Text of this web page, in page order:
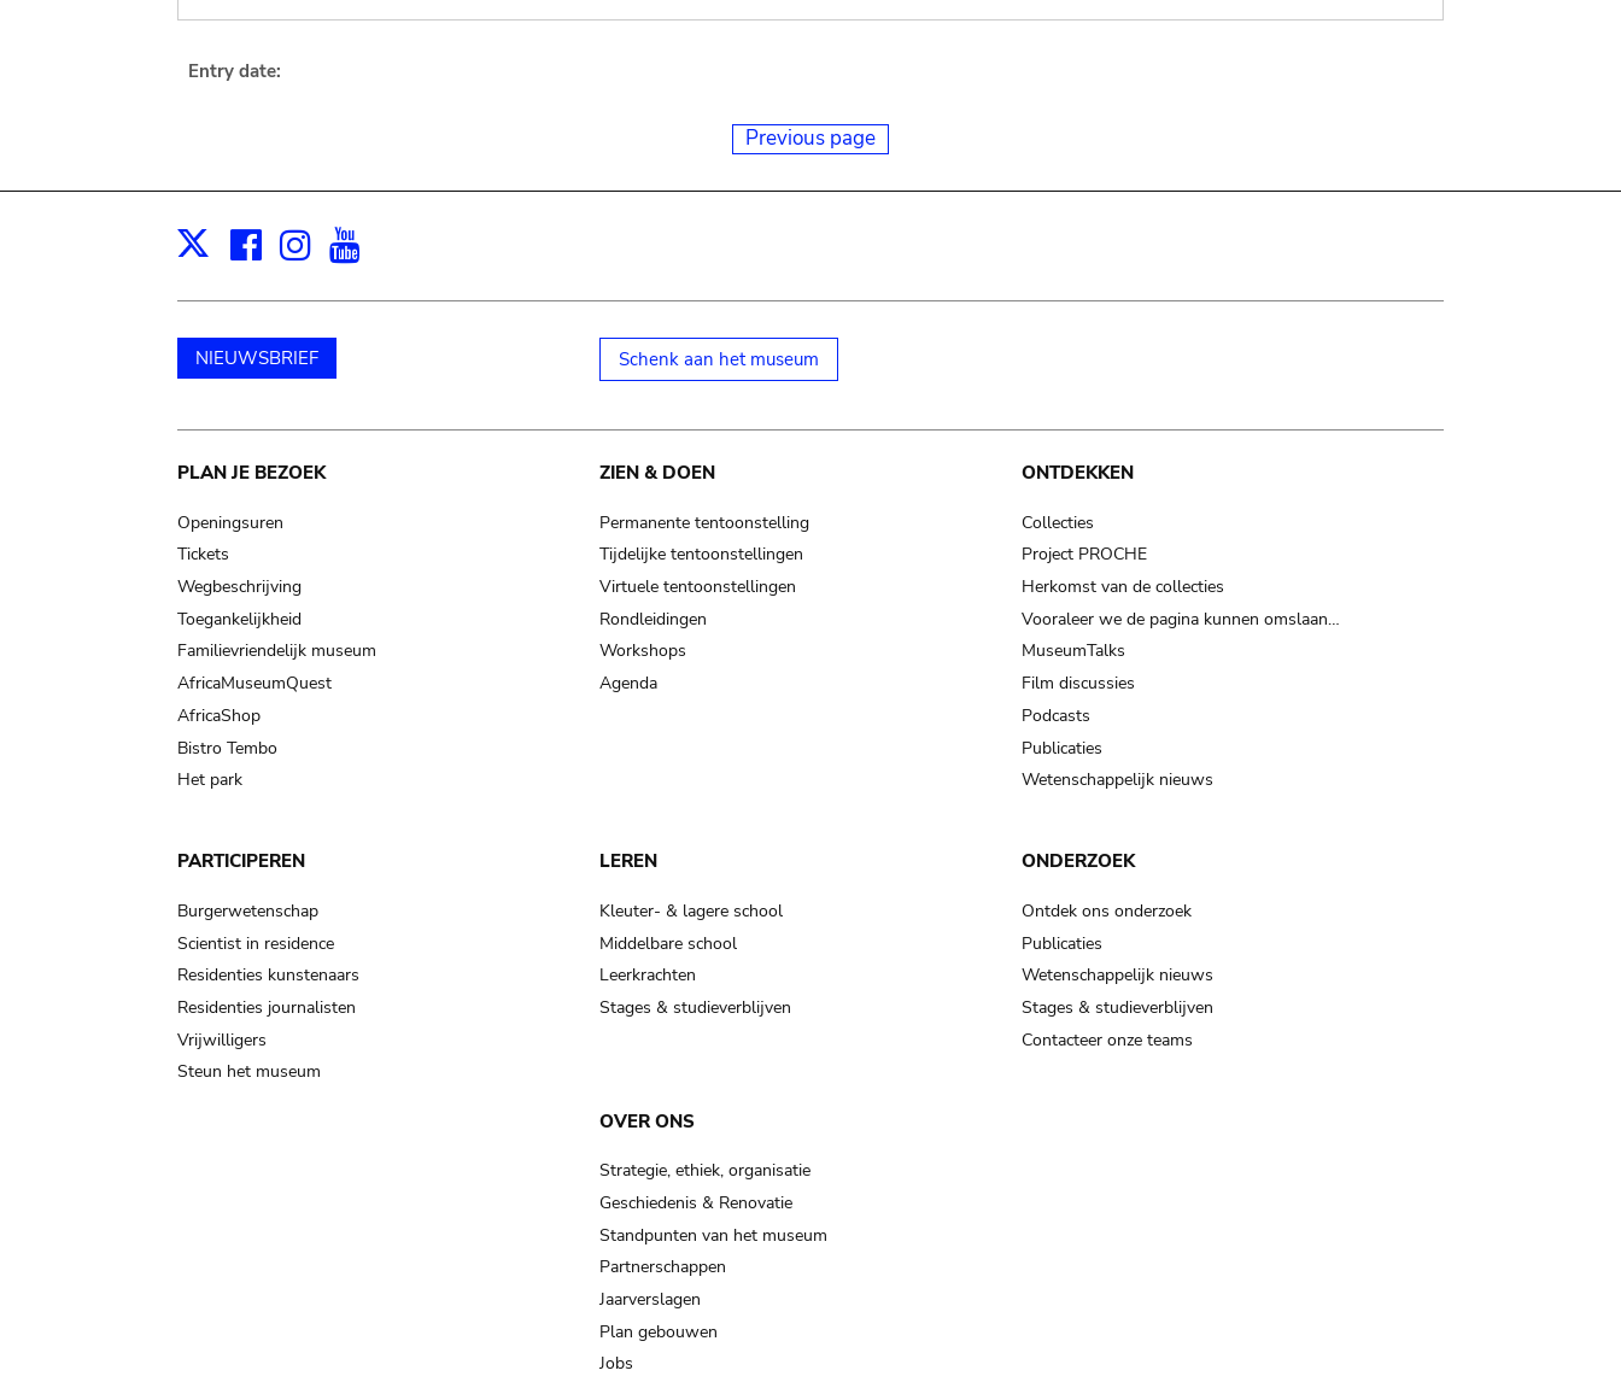
Entry date:
Previous page
X Facebook
Instagram
NIEUWSBRIEF Schenk aan het museum
Main
navigation
PLAN JE BEZOEK
Openingsuren
Tickets
Wegbeschrijving
Toegankelijkheid
Familievriendelijk museum
AfricaMuseumQuest
AfricaShop
Bistro Tembo
Het park
ZIEN & DOEN
Permanente tentoonstelling
Tijdelijke tentoonstellingen
Virtuele tentoonstellingen
Rondleidingen
Workshops
Agenda
ONTDEKKEN
Collecties
Project PROCHE
Herkomst van de collecties
Vooraleer we de pagina kunnen omslaan…
MuseumTalks
Film discussies
Podcasts
Publicaties
Wetenschappelijk nieuws
PARTICIPEREN
Burgerwetenschap
Scientist in residence
Residenties kunstenaars
Residenties journalisten
Vrijwilligers
Steun het museum
LEREN
Kleuter- & lagere school
Middelbare school
Leerkrachten
Stages & studieverblijven
ONDERZOEK
Ontdek ons onderzoek
Publicaties
Wetenschappelijk nieuws
Stages & studieverblijven
Contacteer onze teams
OVER ONS
Strategie, ethiek, organisatie
Geschiedenis & Renovatie
Standpunten van het museum
Partnerschappen
Jaarverslagen
Plan gebouwen
Jobs